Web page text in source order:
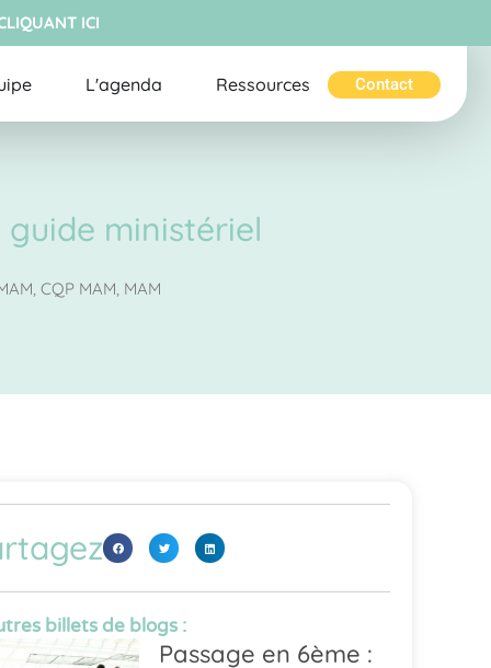
ICI
L'agenda Ressources Contact
guide ministériel
CQP MAM MAM
billets de blogs :
Passage en 6ème :